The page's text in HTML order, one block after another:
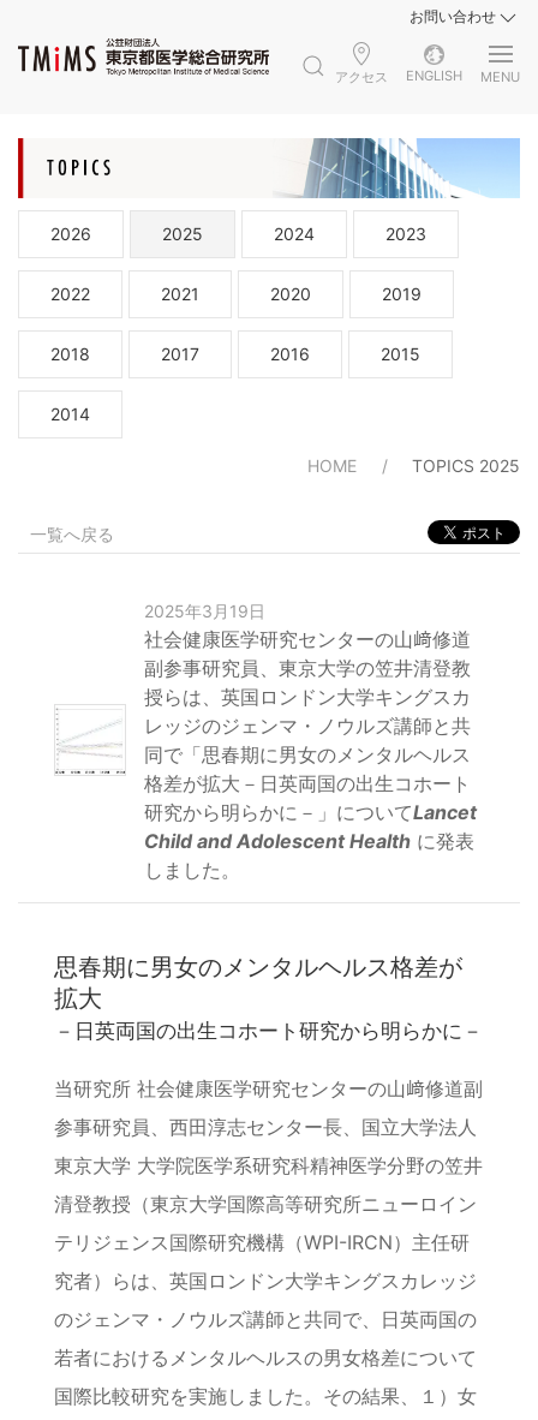
お問い合わせ
アクセス ENGLISH MENU
2026 2025 2024 2023
2022 2021 2020 2019
2018 2017 2016 2015
2014
HOME TOPICS 2025
一覧へ戻る
2025年3月19日
社会健康医学研究センターの山﨑修道
副参事研究員、東京大学の笠井清登教
授らは、英国ロンドン大学キングスカ
レッジのジェンマ・ノウルズ講師と共
同で「思春期に男女のメンタルヘルス
格差が拡大－日英両国の出生コホート
研究から明らかに－」についてLancet
Child and Adolescent Healthに発表
しました。
思春期に男女のメンタルヘルス格差が
拡大
－日英両国の出生コホート研究から明らかに－
当研究所 社会健康医学研究センターの山﨑修道副
参事研究員、西田淳志センター長、国立大学法人
東京大学 大学院医学系研究科精神医学分野の笠井
清登教授（東京大学国際高等研究所ニューロイン
テリジェンス国際研究機構（WPI-IRCN）主任研
究者）らは、英国ロンドン大学キングスカレッジ
のジェンマ・ノウルズ講師と共同で、日英両国の
若者におけるメンタルヘルスの男女格差について
国際比較研究を実施しました。その結果、１）女